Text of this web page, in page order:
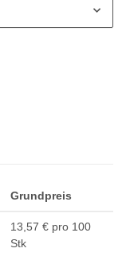
Grundpreis
13,57 € pro 100
Stk